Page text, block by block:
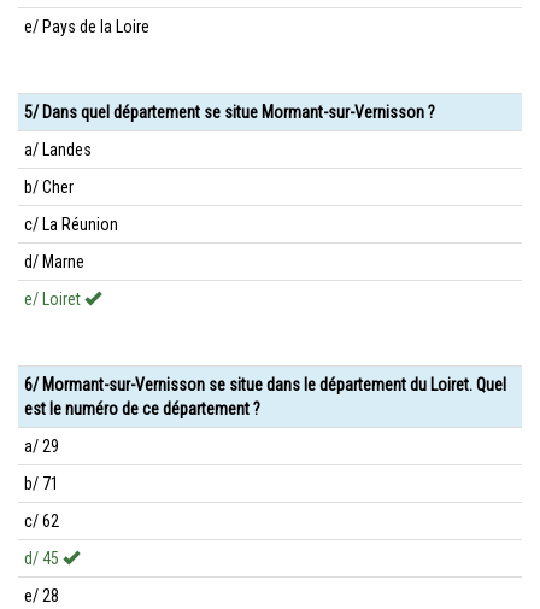
e/ Pays de la Loire
5/ Dans quel département se situe Mormant-sur-Vernisson ?
a/ Landes
b/ Cher
c/ La Réunion
d/ Marne
e/ Loiret
6/ Mormant-sur-Vernisson se situe dans le département du Loiret. Quel
est le numéro de ce département ?
a/ 29
b/ 71
c/ 62
d/ 45
e/ 28